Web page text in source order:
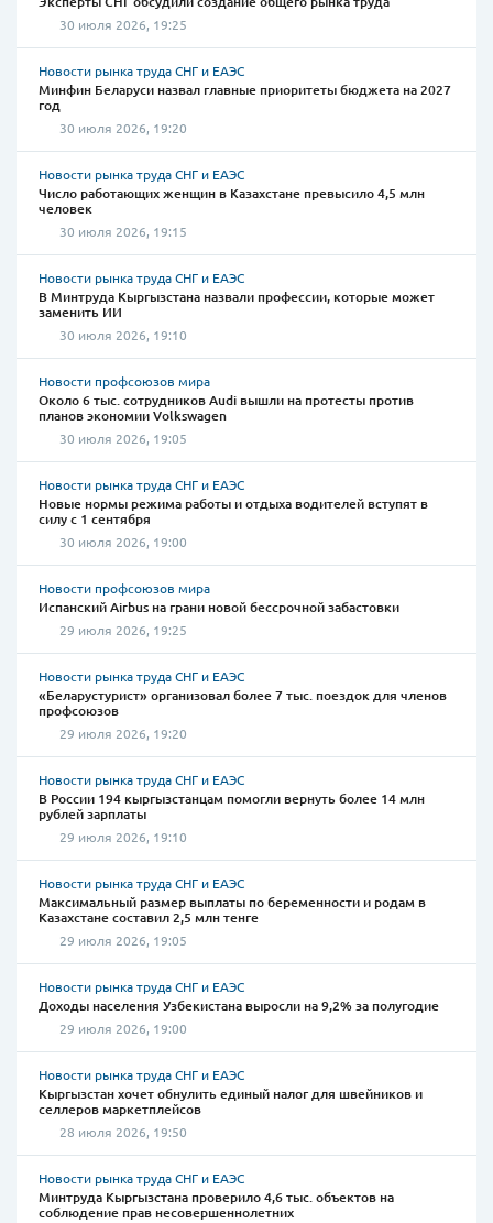
30 июля 2026, 19:25
Новости рынка труда СНГ и ЕАЭС
Минфин Беларуси назвал главные приоритеты бюджета на 2027
год
30 июля 2026, 19:20
Новости рынка труда СНГ и ЕАЭС
Число работающих женщин в Казахстане превысило 4,5 млн
человек
30 июля 2026, 19:15
Новости рынка труда СНГ и ЕАЭС
В Минтруда Кыргызстана назвали профессии, которые может
заменить ИИ
30 июля 2026, 19:10
Новости профсоюзов мира
Около 6 тыс. сотрудников Audi вышли на протесты против
планов экономии Volkswagen
30 июля 2026, 19:05
Новости рынка труда СНГ и ЕАЭС
Новые нормы режима работы и отдыха водителей вступят в
силу с 1 сентября
30 июля 2026, 19:00
Новости профсоюзов мира
Испанский Airbus на грани новой бессрочной забастовки
29 июля 2026, 19:25
Новости рынка труда СНГ и ЕАЭС
«Беларустурист» организовал более 7 тыс. поездок для членов
профсоюзов
29 июля 2026, 19:20
Новости рынка труда СНГ и ЕАЭС
В России 194 кыргызстанцам помогли вернуть более 14 млн
рублей зарплаты
29 июля 2026, 19:10
Новости рынка труда СНГ и ЕАЭС
Максимальный размер выплаты по беременности и родам в
Казахстане составил 2,5 млн тенге
29 июля 2026, 19:05
Новости рынка труда СНГ и ЕАЭС
Доходы населения Узбекистана выросли на 9,2% за полугодие
29 июля 2026, 19:00
Новости рынка труда СНГ и ЕАЭС
Кыргызстан хочет обнулить единый налог для швейников и
селлеров маркетплейсов
28 июля 2026, 19:50
Новости рынка труда СНГ и ЕАЭС
Минтруда Кыргызстана проверило 4,6 тыс. объектов на
соблюдение прав несовершеннолетних